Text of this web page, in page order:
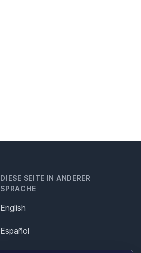
DIESE SEITE IN ANDERER
SPRACHE
English
Español